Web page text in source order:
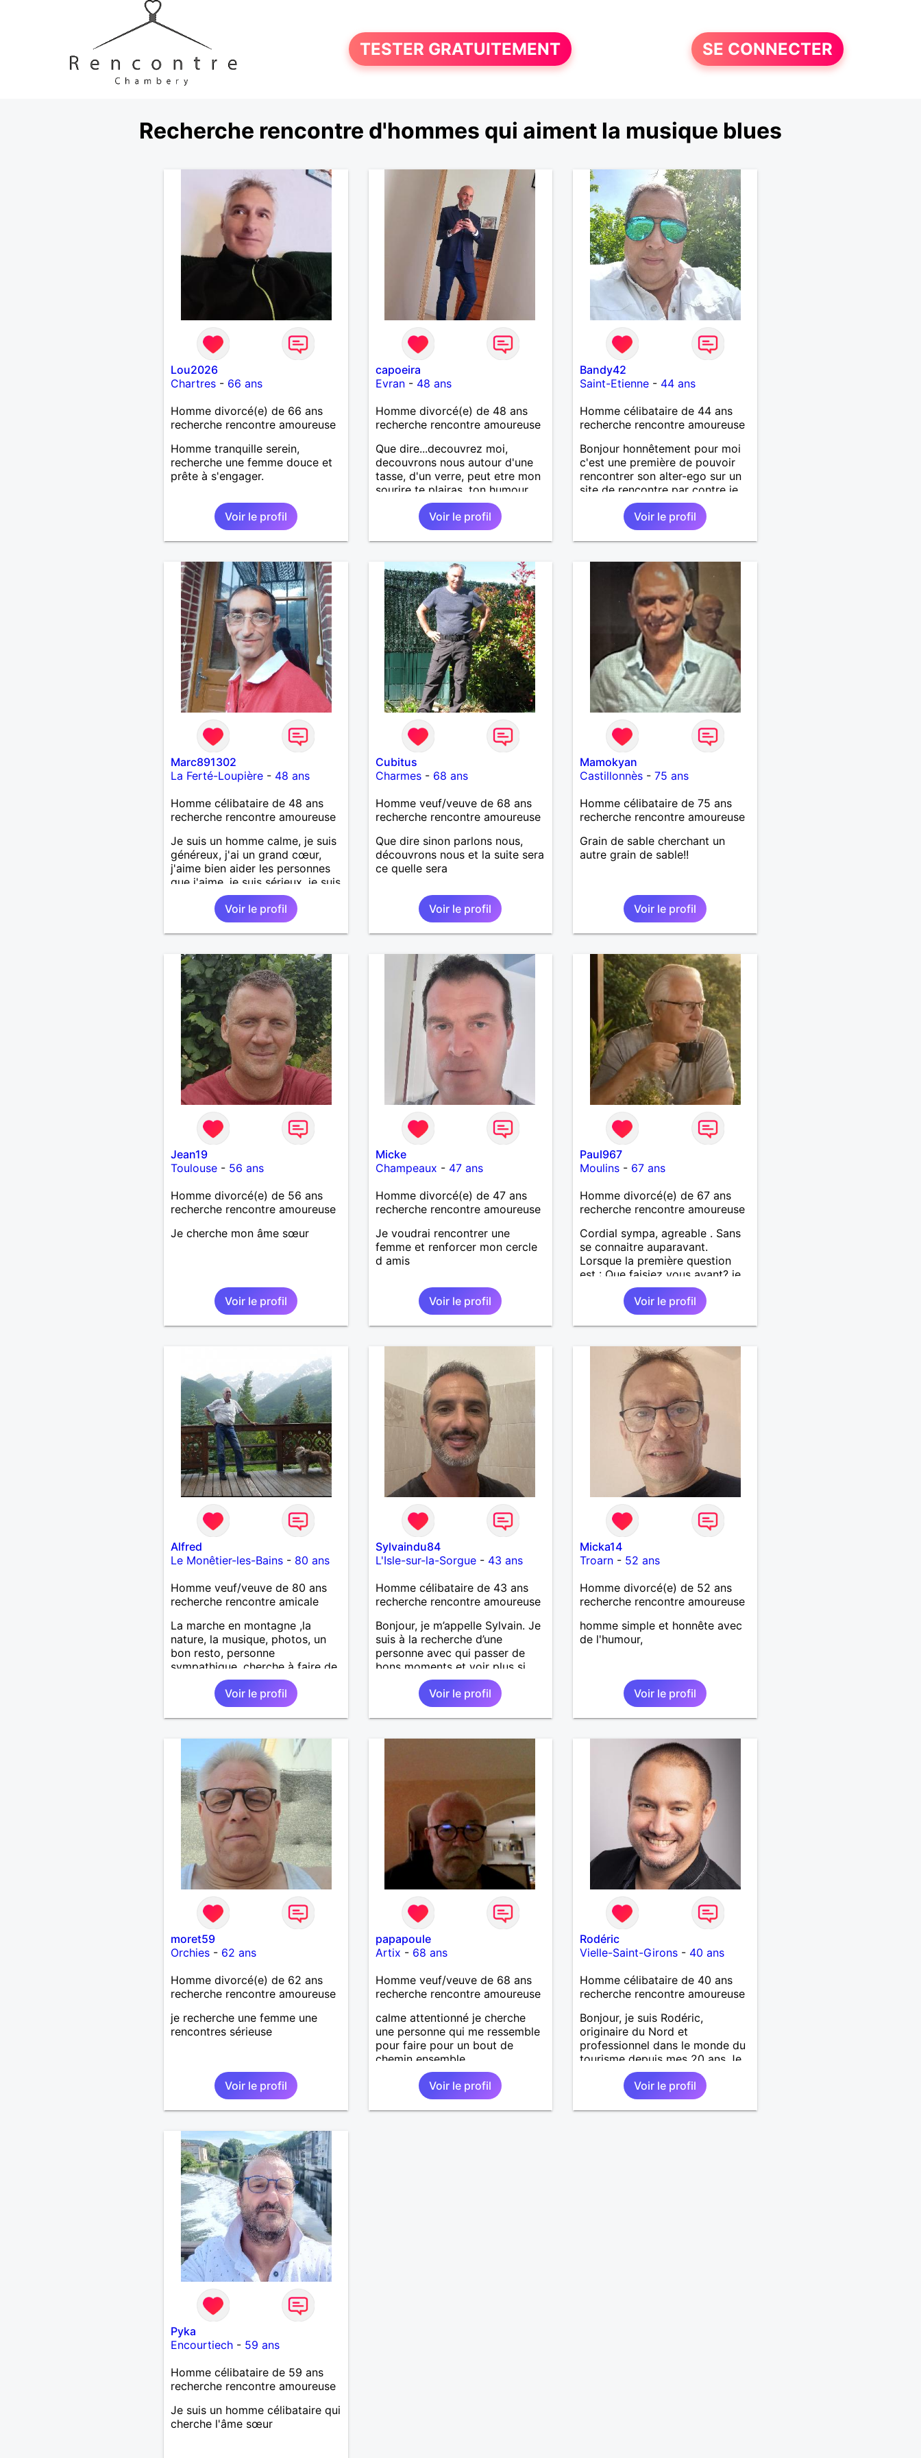
TESTER GRATUITEMENT SE CONNECTER
Recherche rencontre d'hommes qui aiment la musique blues
Lou2026
Chartres- 66 ans
Homme divorcé(e) de 66 ans
recherche rencontre amoureuse
Homme tranquille serein,
recherche une femme douce et
prête à s'engager.
Voir le profil
capoeira
Evran- 48 ans
Homme divorcé(e) de 48 ans
recherche rencontre amoureuse
Que dire...decouvrez moi,
decouvrons nous autour d'une
tasse, d'un verre, peut etre mon
sourire te plairas, ton humour
me fera pouffer.. en tout cas on
a tout a gagner.Voir le profil
Bandy42
Saint-Etienne - 44 ans
Homme célibataire de 44 ans
recherche rencontre amoureuse
Bonjour honnêtement pour moi
c'est une première de pouvoir
rencontrer son alter-ego sur un
site de rencontre par contre je
suis dinamique entreprenant
respectueux audacieuse
attentionné sincères et expressif
et j' aime surtout les câlins et à
amour bisous à+ à bientôt
Voir le profil
Marc891302
La Ferté-Loupière- 48 ans
Homme célibataire de 48 ans
recherche rencontre amoureuse
Je suis un homme calme, je suis
généreux, j'ai un grand cœur,
j'aime bien aider les personnes
que j'aime, je suis sérieux, je suis
sincère, je suis honnête, j'aime
pas qu'on joue avec moi et
j'aime pas les mensonges. Je
cherche une relation amoureuse
Voir le profil
Cubitus
Charmes- 68 ans
Homme veuf/veuve de 68 ans
recherche rencontre amoureuse
Que dire sinon parlons nous,
découvrons nous et la suite sera
ce quelle sera
Voir le profil
Mamokyan
Castillonnès -75 ans
Homme célibataire de 75 ans
recherche rencontre amoureuse
Grain de sable cherchant un
autre grain de sable!!
Voir le profil
Jean19
Toulouse- 56 ans
Homme divorcé(e) de 56 ans
recherche rencontre amoureuse
Je cherche mon âme sœur
Voir le profil
Micke
Champeaux - 47 ans
Homme divorcé(e) de 47 ans
recherche rencontre amoureuse
Je voudrai rencontrer une
femme et renforcer mon cercle
d amis
Voir le profil
Paul967
Moulins - 67 ans
Homme divorcé(e) de 67 ans
recherche rencontre amoureuse
Cordial sympa, agreable . Sans
se connaitre auparavant.
Lorsque la première question
est : Que faisiez vous avant? je
ne donne pas suite. Je suis
vintage désolé , on commence
par bonjour .......... Un minimum
...... Je ne suis pas docteur ,
philantrope, mécène.
Voir le profil
Alfred
Le Monêtier-les-Bains- 80 ans
Homme veuf/veuve de 80 ans
recherche rencontre amicale
La marche en montagne ,la
nature, la musique, photos, un
bon resto, personne
sympathique, cherche à faire de
nouvelles connaissances .
Voir le profil
Sylvaindu84
L'Isle-sur-la-Sorgue- 43 ans
Homme célibataire de 43 ans
recherche rencontre amoureuse
Bonjour, je m’appelle Sylvain. Je
suis à la recherche d’une
personne avec qui passer de
bons moments et voir plus si
nous nous correspondons.
J’aime la nature, les voyages et
aussi faire la fête de temps en
temps ;-)Je suis papa d’un petit
de musique. (Oui je suis pas trop
fan de Jul). Je fais du sport
pour garder la forme et plutôt
agréable à regarder. (Enfin je le
pense en tout cas 😂)
Voir le profil
Micka14
Troarn - 52 ans
Homme divorcé(e) de 52 ans
recherche rencontre amoureuse
homme simple et honnête avec
de l'humour,
Voir le profil
moret59
Orchies- 62 ans
Homme divorcé(e) de 62 ans
recherche rencontre amoureuse
je recherche une femme une
rencontres sérieuse
Voir le profil
papapoule
Artix - 68 ans
Homme veuf/veuve de 68 ans
recherche rencontre amoureuse
calme attentionné je cherche
une personne qui me ressemble
pour faire pour un bout de
chemin ensemble
Voir le profil
Rodéric
Vielle-Saint-Girons - 40 ans
Homme célibataire de 40 ans
recherche rencontre amoureuse
Bonjour, je suis Rodéric,
originaire du Nord et
professionnel dans le monde du
tourisme depuis mes 20 ans Je
suis arrivée dans les landes en
début d'année pour un nouveau
job A la recherche d'une
personne avec qui découvrir,
Voir le profil
Pyka
Encourtiech- 59 ans
Homme célibataire de 59 ans
recherche rencontre amoureuse
Je suis un homme célibataire qui
cherche l'âme sœur